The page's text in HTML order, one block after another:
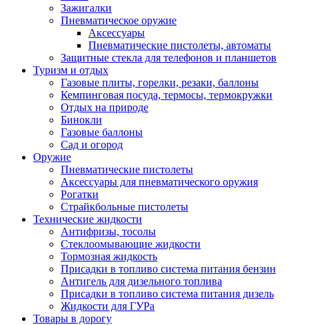
Зажигалки
Пневматическое оружие
Аксессуары
Пневматические пистолеты, автоматы
Защитные стекла для телефонов и планшетов
Туризм и отдых
Газовые плиты, горелки, резаки, баллоны
Кемпинговая посуда, термосы, термокружки
Отдых на природе
Бинокли
Газовые баллоны
Сад и огород
Оружие
Пневматические пистолеты
Аксессуары для пневматического оружия
Рогатки
Страйкбольные пистолеты
Технические жидкости
Антифризы, тосолы
Стеклоомывающие жидкости
Тормозная жидкость
Присадки в топливо система питания бензин
Антигель для дизельного топлива
Присадки в топливо система питания дизель
Жидкости для ГУРа
Товары в дорогу